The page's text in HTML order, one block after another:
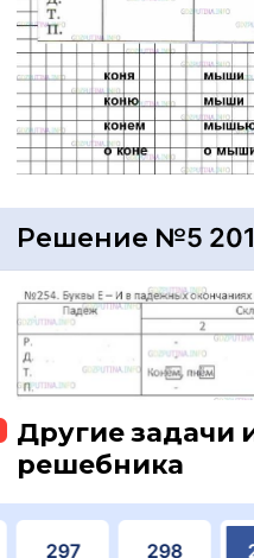
Решение №5
Другие задачи
решебника
297 298